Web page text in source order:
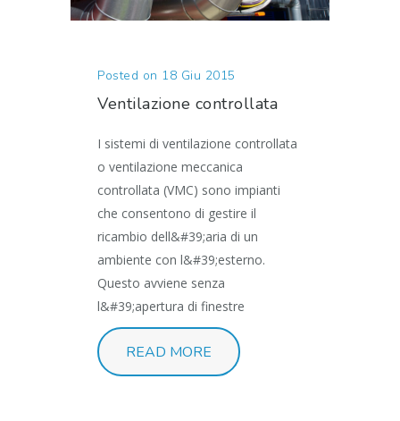
Posted on 18 Giu 2015
Ventilazione controllata
I sistemi di ventilazione controllata
o ventilazione meccanica
controllata (VMC) sono impianti
che consentono di gestire il
ricambio dell&#39;aria di un
ambiente con l&#39;esterno.
Questo avviene senza
l&#39;apertura di finestre
READ MORE